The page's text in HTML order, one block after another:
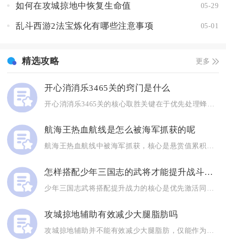
如何在攻城掠地中恢复生命值 05-29
乱斗西游2法宝炼化有哪些注意事项 05-01
精选攻略 更多
开心消消乐3465关的窍门是什么
航海王热血航线是怎么被海军抓获的呢
航海王热血航线中被海军抓获，核心是悬赏值累积触发海军追击、战...
怎样搭配少年三国志的武将才能提升战斗实力
攻城掠地辅助有效减少大腿脂肪吗